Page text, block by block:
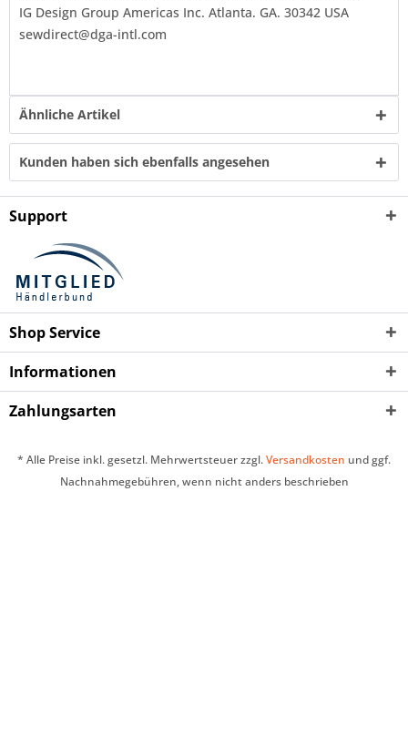
IG Design Group Americas Inc. Atlanta. GA. 30342 USA
sewdirect@dga-intl.com
Ähnliche Artikel
Kunden haben sich ebenfalls angesehen
Support
Shop Service
Informationen
Zahlungsarten
* Alle Preise inkl. gesetzl. Mehrwertsteuer zzgl.Versandkosten und ggf.
Nachnahmegebühren, wenn nicht anders beschrieben